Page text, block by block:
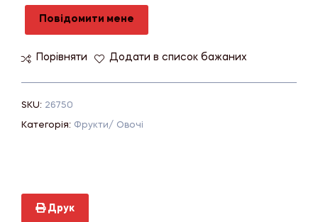
Повідомити мене
Порівняти Додати в список бажаних
SKU: 26750
Категорія: Фрукти/ Овочі
Друк